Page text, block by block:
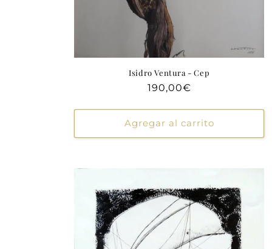
Isidro Ventura - Cep
Precio
190,00€
Agregar al carrito